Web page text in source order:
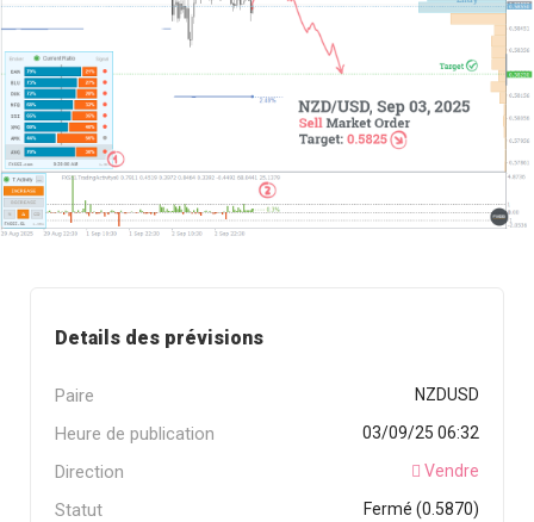
Details des prévisions
Paire NZDUSD
Heure de publication 03/09/25 06:32
Direction Vendre
Statut Fermé (0.5870)